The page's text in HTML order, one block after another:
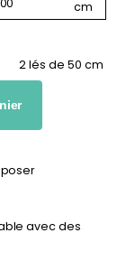
2 lés de 50 cm
avec des